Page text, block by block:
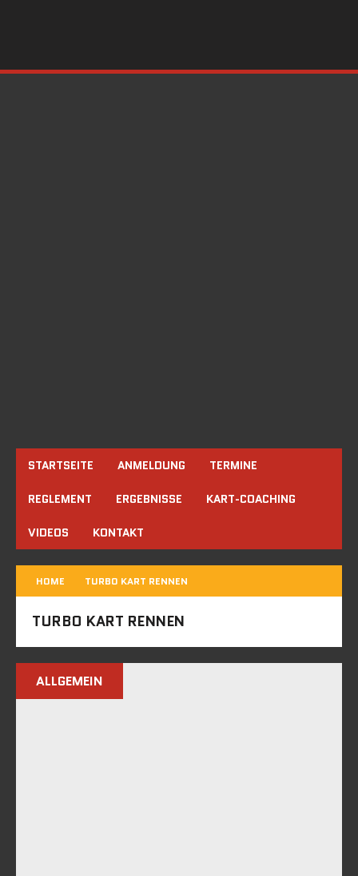
STARTSEITE ANMELDUNG TERMINE
REGLEMENT ERGEBNISSE KART-COACHING
VIDEOS KONTAKT
HOME TURBO KART RENNEN
TURBO KART RENNEN
ALLGEMEIN